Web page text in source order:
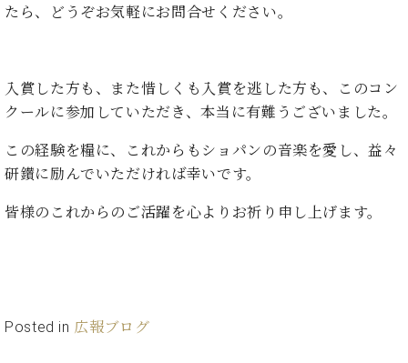
C.BECHSTEIN
ュ
タ
ン
デ
タ
ピア
イ
ベ
ト
情
八
ロ
たら、どうぞお気軽にお問合せください。
入賞した方も、また惜しくも入賞を逃した方も、このコン
クールに参加していただき、本当に有難うございました。
この経験を糧に、これからもショパンの音楽を愛し、益々
研鑚に励んでいただければ幸いです。
皆様のこれからのご活躍を心よりお祈り申し上げます。
Posted in 広報ブログ